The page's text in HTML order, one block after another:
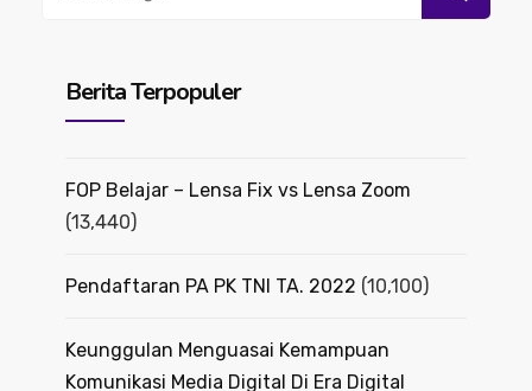
Berita Terpopuler
FOP Belajar – Lensa Fix vs Lensa Zoom
(13,440)
Pendaftaran PA PK TNI TA. 2022 (10,100)
Keunggulan Menguasai Kemampuan
Komunikasi Media Digital Di Era Digital